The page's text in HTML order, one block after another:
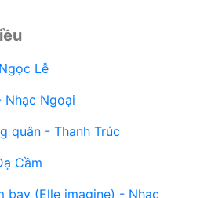
Lễ
Nhạc Ngoại
quân - Thanh Trúc
Cầm
bay (Elle imagine) - Nhạc